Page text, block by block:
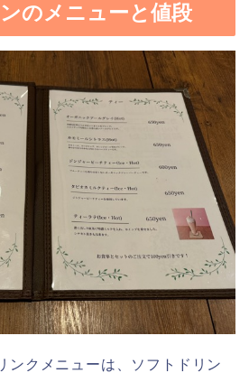
のメニューと値段
ンクメニューは、ソフトドリン